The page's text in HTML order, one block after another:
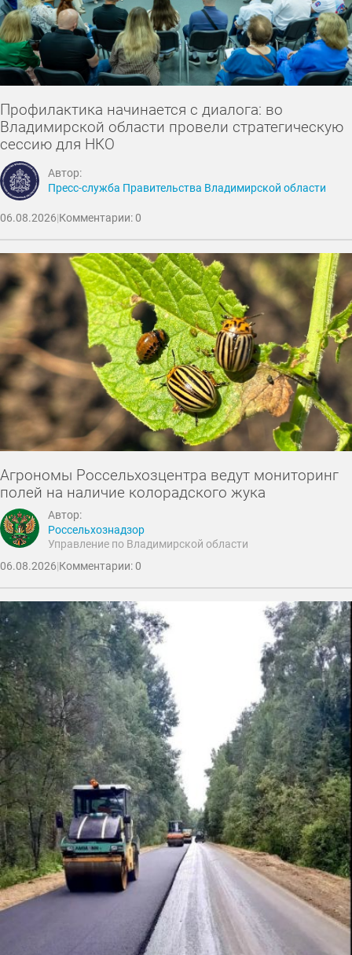
Профилактика начинается с диалога: во
Владимирской области провели стратегическую
сессию для НКО
Автор:
Пресс-служба Правительства Владимирской области
06.08.2026|Комментарии: 0
Агрономы Россельхозцентра ведут мониторинг
полей на наличие колорадского жука
Автор:
Россельхознадзор
Управление по Владимирской области
06.08.2026|Комментарии: 0